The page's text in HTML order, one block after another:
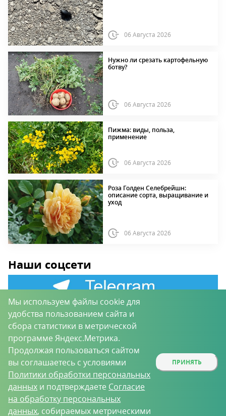
06 Августа 2026
Нужно ли срезать картофельную
ботву?
06 Августа 2026
Пижма: виды, польза,
применение
06 Августа 2026
Роза Голден Селебрейшн:
описание сорта, выращивание и
уход
06 Августа 2026
Наши соцсети
ПОДПИШИТЕСЬ НА
НОВОСТИ ПОРТАЛА
Мы используем файлы cookie для
удобства пользованием сайта и
сбора статистики в метрической
программе Яндекс.Метрика.
Продолжая пользоваться сайтом
вы соглашаетесь с условиями
Политики обработки персональных
данных и подтверждаете Согласие
на обработку персональных
данных, собираемых метрическими
ПРИНЯТЬ